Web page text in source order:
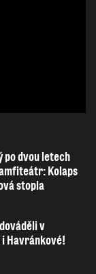
dvou letech
Kolaps
stopla
v
Havránkové!